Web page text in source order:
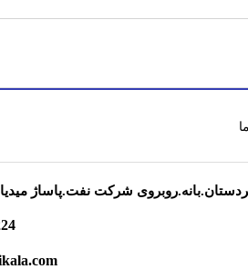
شرکت نفت.پاساژ میدیا.پلاک